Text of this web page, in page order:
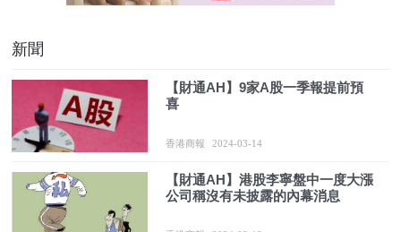
新聞
【財通AH】9家A股一季報提前預
喜
香港商報 2024-03-14
【財通AH】港股李寧盤中一度大漲
公司稱沒有未披露的內幕消息